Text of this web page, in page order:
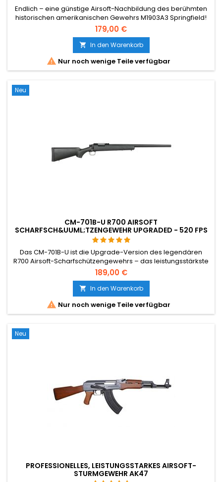
Endlich – eine günstige Airsoft-Nachbildung des berühmten
historischen amerikanischen Gewehrs M1903A3 Springfield!
179,00 €
 In den Warenkorb
 Nur noch wenige Teile verfügbar
Neu
CM-701B-U R700 AIRSOFT
SCHARFSCH&UUML;TZENGEWEHR UPGRADED - 520 FPS
Das CM-701B-U ist die Upgrade-Version des legendären
R700 Airsoft-Scharfschützengewehrs – das leistungsstärkste
und upgrade-freundlichste Bolt-Action in seiner Klasse.
520 FPS / 158 m/s, 2,49 Joule, 3,3 kg aus Aluminium, Polymer
und Edelstahl, 1107 mm Gesamtlänge. VSR-10-kompatibles
Innenleben, verstärkter Stahlzylinder, 22 mm Picatinny-
Schiene,...
189,00 €
 In den Warenkorb
 Nur noch wenige Teile verfügbar
Neu
PROFESSIONELLES, LEISTUNGSSTARKES AIRSOFT-
STURMGEWEHR AK47